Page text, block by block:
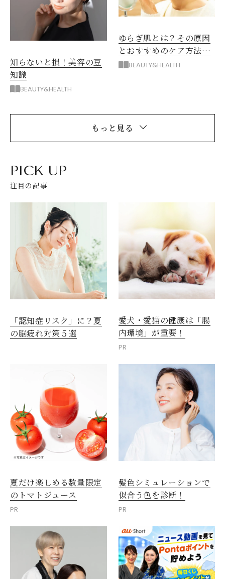
知らないと損！美容の豆
知識
BEAUTY&HEALTH
ゆらぎ肌とは？その原因
とおすすめのケア方法を
紹介BEAUTY&HEALTH
もっと見る
PICK UP
注目の記事
「認知症リスク」に？夏
の脳疲れ対策５選
愛犬・愛猫の健康は「腸
内環境」が重要！
PR
夏だけ楽しめる数量限定
のトマトジュース
PR
髪色シミュレーションで
似合う色を診断！
PR